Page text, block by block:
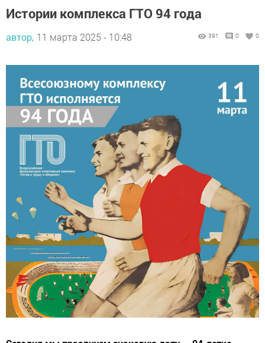
Истории комплекса ГТО 94 года
автор, 11 марта 2025 - 10:48
Сегодня мы празднуем знаковую дату — 94-летие